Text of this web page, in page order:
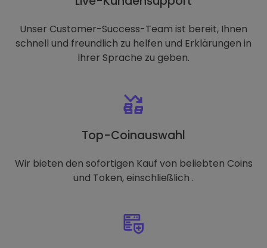
Unser Customer-Success-Team ist bereit, Ihnen
schnell und freundlich zu helfen und Erklärungen in
Ihrer Sprache zu geben.
Top-Coinauswahl
Wir bieten den sofortigen Kauf von beliebten Coins
und Token, einschließlich .